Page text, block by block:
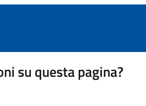
su questa pagina?